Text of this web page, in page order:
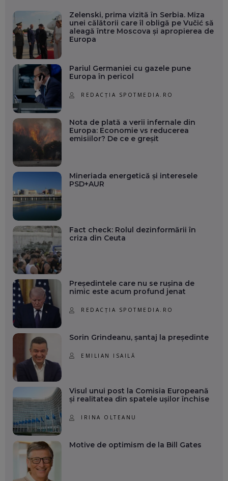
Zelenski, prima vizită în Serbia. Miza
unei călătorii care îl obligă pe Vučić să
aleagă între Moscova și apropierea de
Europa
Pariul Germaniei cu gazele pune
Europa în pericol
REDACȚIA SPOTMEDIA.RO
Nota de plată a verii infernale din
Europa: Economie vs reducerea
emisiilor? De ce e greșit
Mineriada energetică și interesele
PSD+AUR
Fact check: Rolul dezinformării în
criza din Ceuta
Președintele care nu se rușina de
nimic este acum profund jenat
REDACȚIA SPOTMEDIA.RO
Sorin Grindeanu, șantaj la președinte
EMILIAN ISAILĂ
Visul unui post la Comisia Europeană
și realitatea din spatele ușilor închise
IRINA OLTEANU
Motive de optimism de la Bill Gates